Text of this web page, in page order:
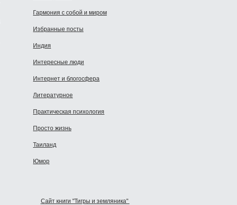
Гармония с собой и миром
Избранные посты
Индия
Интересные люди
Интернет и блогосфера
Литературное
Практическая психология
Просто жизнь
Таиланд
Юмор
Сайт книги "Тигры и земляника"